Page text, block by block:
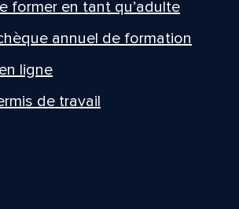
former en tant qu’adulte
annuel de formation
ligne
de travail